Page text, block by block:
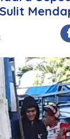
K
o
t
a
a
D
i
d